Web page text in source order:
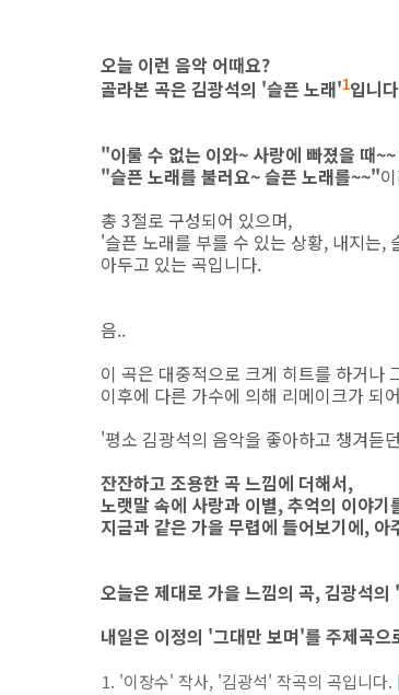
오늘 이런 음악 어때요?
골라본 곡은 김광석의 '슬픈 노래'1입니
"이룰 수 없는 이와~ 사랑에 빠졌을 때
"슬픈 노래를 불러요~ 슬픈 노래를~~"
총 3절로 구성되어 있으며,
'슬픈 노래를 부를 수 있는 상황, 내지는,
아두고 있는 곡입니다.
음..
이 곡은 대중적으로 크게 히트를 하거나
이후에 다른 가수에 의해 리메이크가 되
'평소 김광석의 음악을 좋아하고 챙겨듣
잔잔하고 조용한 곡 느낌에 더해서,
노랫말 속에 사랑과 이별, 추억의 이야
지금과 같은 가을 무렵에 들어보기에, 아
오늘은 제대로 가을 느낌의 곡, 김광석
내일은 이정의 '그대만 보며'를 주제곡
'이장수' 작사, '김광석' 작곡의 곡입니다.